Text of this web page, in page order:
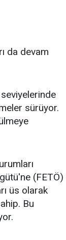
da devam
sürüyor.
(FETÖ)
üs olarak
Bu